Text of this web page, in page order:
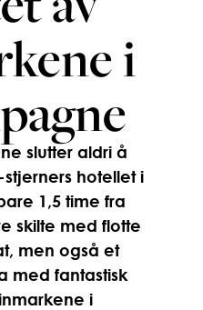
i
slutter aldri å
hotellet i
1,5 time fra
skilte med flotte
men også et
med fantastisk
i